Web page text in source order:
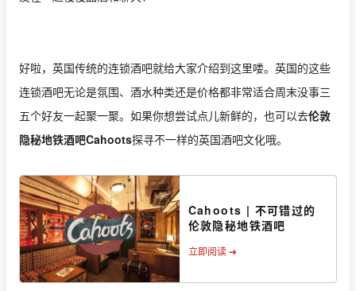
好啦，英国传统的连锁酒吧就给大家介绍到这里喽。英国的这些
连锁酒吧无论是氛围、酒水种类还是价格都非常适合周末没事三
五个好友一起聚一聚。如果你想尝试点儿新鲜的，也可以去伦敦
隐秘地铁酒吧Cahoots探寻不一样的英国酒吧文化哦。
Cahoots | 不可错过的
伦敦隐秘地铁酒吧
立即阅读 ➔